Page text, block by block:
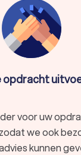
opdracht
voor uw
we ook
kunnen